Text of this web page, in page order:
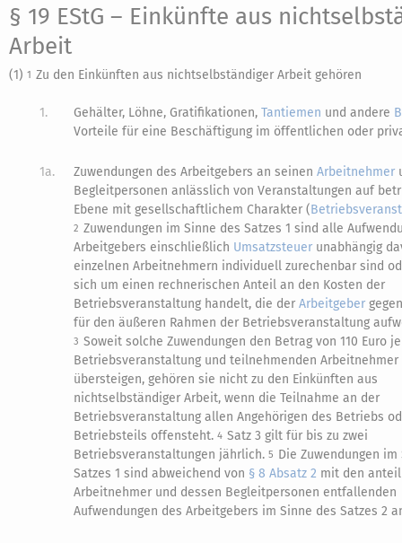
§ 19 EStG – Einkünfte aus
Arbeit
(1) 1 Zu den Einkünften aus nichtselbständiger Arbeit gehören
1. Gehälter, Löhne, Gratifikationen,Tantiemen und andere
Vorteile für eine Beschäftigung im öffentlichen oder
1a. Zuwendungen des Arbeitgebers an seinenArbeitnehmer
Begleitpersonen anlässlich von Veranstaltungen auf
Ebene mit gesellschaftlichem Charakter (
2 Zuwendungen im Sinne des Satzes 1 sind alle
Arbeitgebers einschließlich Umsatzsteuer unabhängig
einzelnen Arbeitnehmern individuell zurechenbar sind
sich um einen rechnerischen Anteil an den Kosten der
Betriebsveranstaltung handelt, die derArbeitgeber
für den äußeren Rahmen der Betriebsveranstaltung
3 Soweit solche Zuwendungen den Betrag von 110 Euro je
Betriebsveranstaltung und teilnehmenden
übersteigen, gehören sie nicht zu den Einkünften aus
nichtselbständiger Arbeit, wenn die Teilnahme an der
Betriebsveranstaltung allen Angehörigen des Betriebs
Betriebsteils offensteht.4 Satz 3 gilt für bis zu zwei
Betriebsveranstaltungen jährlich.5 Die Zuwendungen
Satzes 1 sind abweichend von § 8 Absatz 2 mit den
Arbeitnehmer und dessen Begleitpersonen entfallenden
Aufwendungen des Arbeitgebers im Sinne des Satzes 2